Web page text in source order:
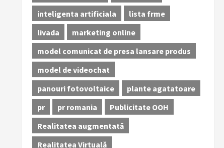
inteligenta artificiala
lista frme
livada
marketing online
model comunicat de presa lansare produs
model de videochat
panouri fotovoltaice
plante agatatoare
pr
pr romania
Publicitate OOH
Realitatea augmentată
Realitatea Virtuală